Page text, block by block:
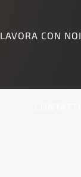
LAVORA CON NOI